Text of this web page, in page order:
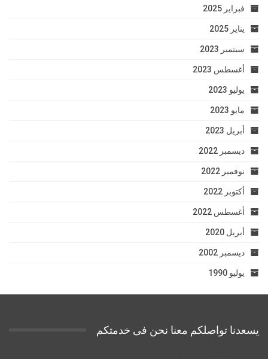
فبراير 2025
يناير 2025
سبتمبر 2023
أغسطس 2023
يوليو 2023
مايو 2023
أبريل 2023
ديسمبر 2022
نوفمبر 2022
أكتوبر 2022
أغسطس 2022
أبريل 2020
ديسمبر 2002
يوليو 1990
يسعدنا تواصلكم معنا نحن فى خدمتكم